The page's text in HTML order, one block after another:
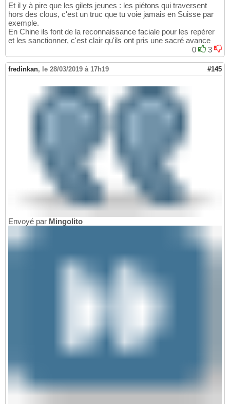
Et il y à pire que les gilets jeunes : les piétons qui traversent
hors des clous, c'est un truc que tu voie jamais en Suisse par
exemple.
En Chine ils font de la reconnaissance faciale pour les repérer
et les sanctionner, c'est clair qu'ils ont pris une sacré avance
0
3
fredinkan, le 28/03/2019 à 17h19 #145
Envoyé par Mingolito